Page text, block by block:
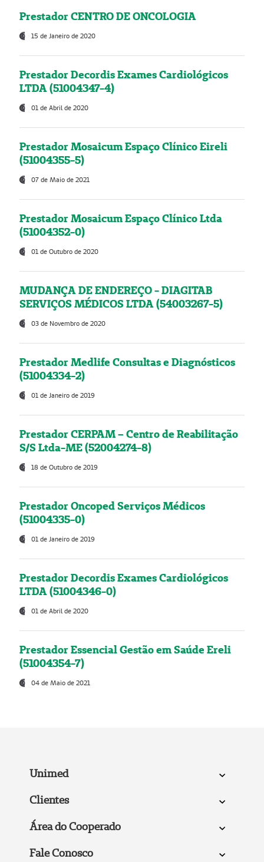
Prestador CENTRO DE ONCOLOGIA
15 de Janeiro de 2020
Prestador Decordis Exames Cardiológicos
LTDA (51004347-4)
01 de Abril de 2020
Prestador Mosaicum Espaço Clínico Eireli
(51004355-5)
07 de Maio de 2021
Prestador Mosaicum Espaço Clínico Ltda
(51004352-0)
01 de Outubro de 2020
MUDANÇA DE ENDEREÇO - DIAGITAB
SERVIÇOS MÉDICOS LTDA (54003267-5)
03 de Novembro de 2020
Prestador Medlife Consultas e Diagnósticos
(51004334-2)
01 de Janeiro de 2019
Prestador CERPAM – Centro de Reabilitação
S/S Ltda-ME (52004274-8)
18 de Outubro de 2019
Prestador Oncoped Serviços Médicos
(51004335-0)
01 de Janeiro de 2019
Prestador Decordis Exames Cardiológicos
LTDA (51004346-0)
01 de Abril de 2020
Prestador Essencial Gestão em Saúde Ereli
(51004354-7)
04 de Maio de 2021
Unimed
Clientes
Área do Cooperado
Fale Conosco